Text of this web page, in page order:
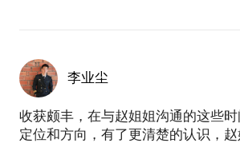
李业尘
收获颇丰，在与赵姐姐沟通的这些
定位和方向，有了更清楚的认识，